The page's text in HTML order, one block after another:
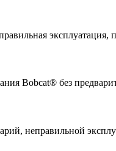
Bobcat® без
неправильной